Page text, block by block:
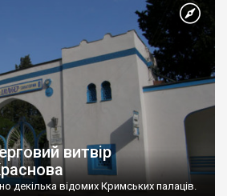
витвір
декілька відомих Кримських палаців.